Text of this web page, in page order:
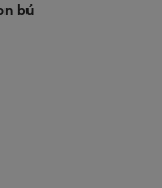
bú